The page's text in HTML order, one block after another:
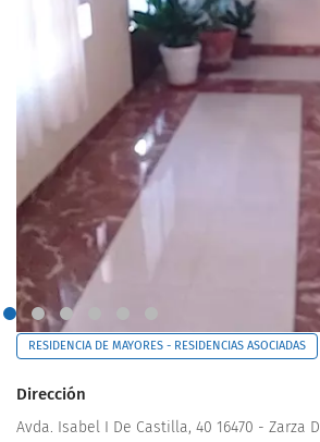
RESIDENCIA DE MAYORES - RESIDENCIAS ASOCIADAS
Dirección
Avda. Isabel I De Castilla, 40 16470 - Zarza